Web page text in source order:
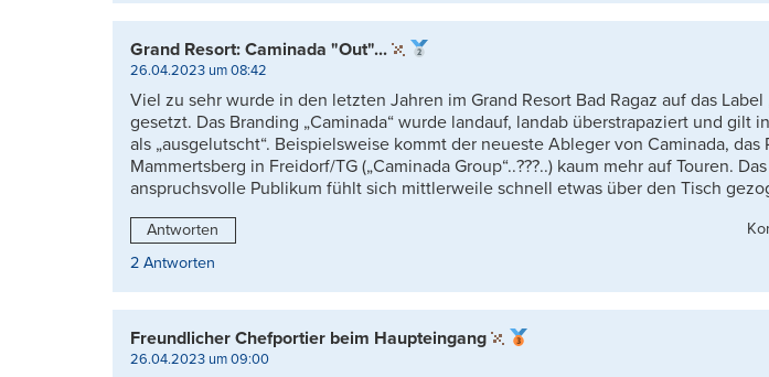
Grand Resort: Caminada "Out"...
26.04.2023 um 08:42
Viel zu sehr wurde in den letzten Jahren im Grand Resort Bad Ragaz auf das Label
gesetzt. Das Branding „Caminada“ wurde landauf, landab überstrapaziert und gilt
als „ausgelutscht“. Beispielsweise kommt der neueste Ableger von Caminada, das
Mammertsberg in Freidorf/TG („Caminada Group“..???..) kaum mehr auf Touren. Das
anspruchsvolle Publikum fühlt sich mittlerweile schnell etwas über den Tisch
Antworten
2 Antworten
Freundlicher Chefportier beim Haupteingang
26.04.2023 um 09:00